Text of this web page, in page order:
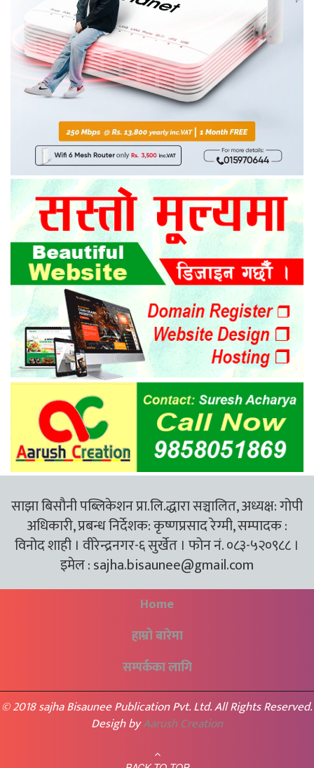
साझा बिसौनी पब्लिकेशन प्रा.लि.द्धारा सञ्चालित, अध्यक्ष: गोपी
अधिकारी, प्रबन्ध निर्देशक: कृष्णप्रसाद रेग्मी, सम्पादक :
विनोद शाही । वीरेन्द्रनगर-६ सुर्खेत । फोन नं. ०८३-५२०९८८ ।
इमेल :sajha.bisaunee@gmail.com
Home
हाम्रो बारेमा
सम्पर्कका लागि
© 2018 sajha Bisaunee Publication Pvt. Ltd. All Rights Reserved.
Desigh byAarush Creation